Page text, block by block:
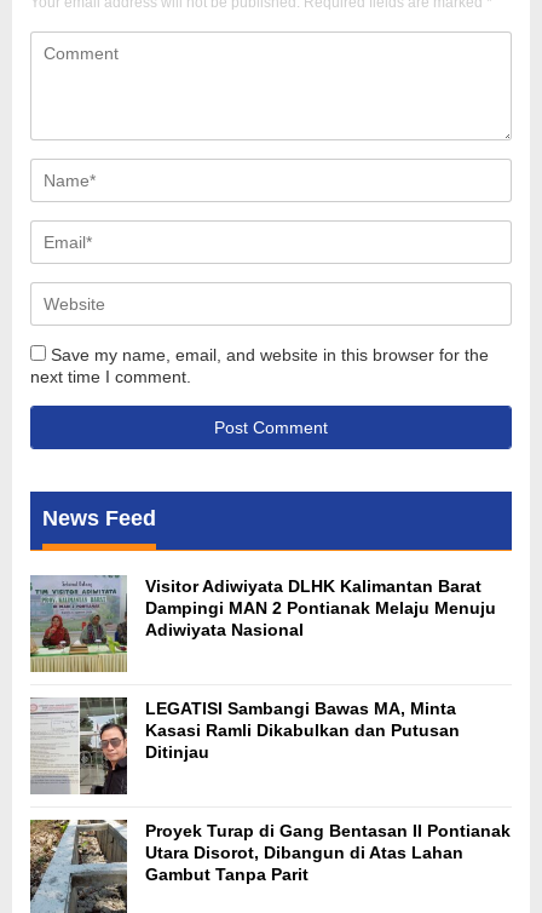
Save my name, email, and website in this browser for the
next time I comment.
News Feed
Visitor Adiwiyata DLHK Kalimantan Barat
Dampingi MAN 2 Pontianak Melaju Menuju
Adiwiyata Nasional
LEGATISI Sambangi Bawas MA, Minta
Kasasi Ramli Dikabulkan dan Putusan
Ditinjau
Proyek Turap di Gang Bentasan II Pontianak
Utara Disorot, Dibangun di Atas Lahan
Gambut Tanpa Parit